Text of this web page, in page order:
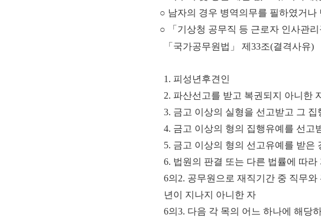
○ 남자의 경우 병역의무를 필하였거나
○ 「기상청 공무직 등 근로자 인사관
「 국가공무원법 」 제 33조(결격사유)
1. 피성년후견인
2. 파산선고를 받고 복권되지 아니한
3. 금고 이상의 실형을 선고받고 그 집
4. 금고 이상의 형의 집행유예를 선고
5. 금고 이상의 형의 선고유예를 받은
6. 법원의 판결 또는 다른 법률에 따
6의 2. 공무원으로 재직기간 중 직무와
년이 지나지 아니한 자
6의 3. 다음 각 목의 어느 하나에 해당